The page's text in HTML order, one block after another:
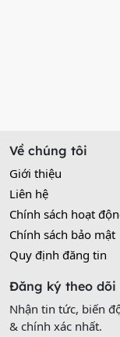
Về chúng tôi
Giới thiệu
Liên hệ
Chính sách hoạt
Chính sách bảo mật
Quy định đăng tin
Đăng ký theo dõi
Nhận tin tức, biến
& chính xác nhất.